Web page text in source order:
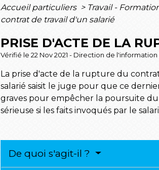
Accueil particuliers > Travail -
contrat de travail d'un salarié
PRISE D'ACTE DE LA
Vérifié le 22 Nov 2021 - Direction de
La prise d'acte de la rupture du
salarié saisit le juge pour que ce
graves pour empêcher la poursuite
sérieuse si les faits invoqués par le
De quoi s'agit-il ?